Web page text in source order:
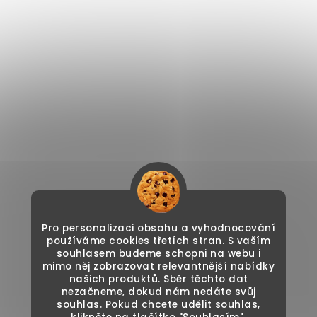
Pro personalizaci obsahu a vyhodnocování
používáme cookies třetích stran. S vaším
souhlasem budeme schopni na webu i
mimo něj zobrazovat relevantnější nabídky
našich produktů. Sběr těchto dat
nezačneme, dokud nám nedáte svůj
souhlas. Pokud chcete udělit souhlas,